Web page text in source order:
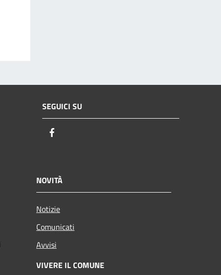
SEGUICI SU
NOVITÀ
Notizie
Comunicati
Avvisi
VIVERE IL COMUNE